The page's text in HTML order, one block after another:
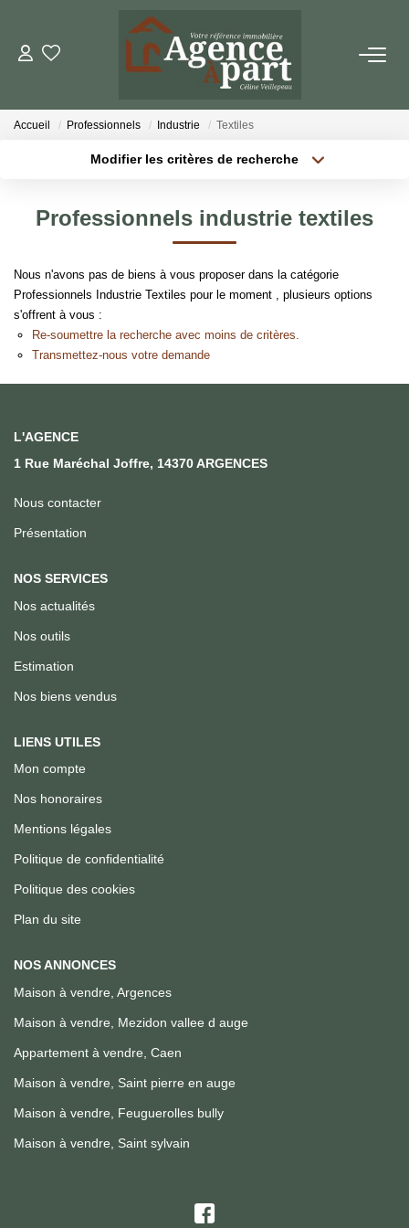
NOS BIENS
Locations
Accueil Professionnels Industrie Textiles
Modifier les critères de recherche
Plus de critères Créer une alerte
Professionnels industrie textiles
Nous n'avons pas de biens à vous proposer dans la catégorie
Professionnels Industrie Textiles pour le moment , plusieurs options
s'offrent à vous :
Re-soumettre la recherche avec moins de critères.
Transmettez-nous votre demande
L'AGENCE
1 Rue Maréchal Joffre, 14370 ARGENCES
Nous contacter
Présentation
NOS SERVICES
Nos actualités
Nos outils
Estimation
Nos biens vendus
LIENS UTILES
Mon compte
Nos honoraires
Mentions légales
Politique de confidentialité
Politique des cookies
Plan du site
NOS ANNONCES
Maison à vendre, Argences
Maison à vendre, Mezidon vallee d auge
Appartement à vendre, Caen
Maison à vendre, Saint pierre en auge
Maison à vendre, Feuguerolles bully
Maison à vendre, Saint sylvain